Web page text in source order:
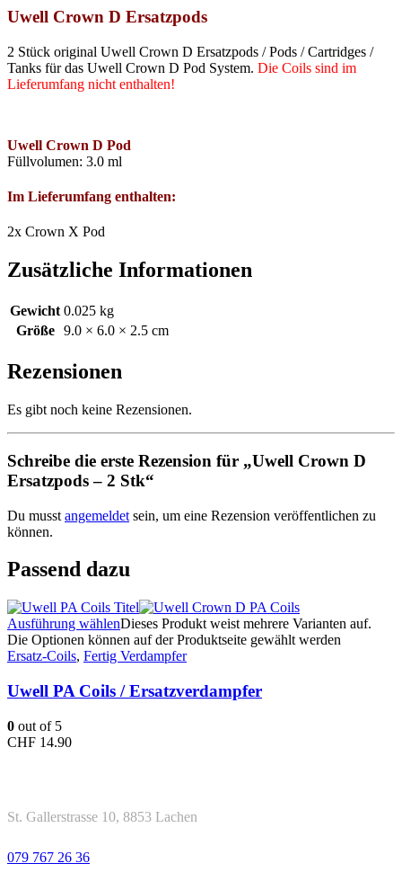
Uwell Crown D Ersatzpods
2 Stück original Uwell Crown D Ersatzpods / Pods / Cartridges /
Tanks für das Uwell Crown D Pod System. Die Coils sind im
Lieferumfang nicht enthalten!
Uwell Crown D Pod
Füllvolumen: 3.0 ml
Im Lieferumfang enthalten:
2x Crown X Pod
Zusätzliche Informationen
Gewicht 0.025 kg
Größe
9.0 × 6.0 × 2.5 cm
Rezensionen
Es gibt noch keine Rezensionen.
Schreibe die erste Rezension für „Uwell Crown D
Ersatzpods – 2 Stk“
Du musst angemeldet sein, um eine Rezension veröffentlichen zu
können.
Passend dazu
Ausführung wählenDieses Produkt weist mehrere Varianten auf.
Die Optionen können auf der Produktseite gewählt werden
Ersatz-Coils, Fertig Verdampfer
Uwell PA Coils / Ersatzverdampfer
0 out of 5
CHF 14.90
St. Gallerstrasse 10, 8853 Lachen
079 767 26 36